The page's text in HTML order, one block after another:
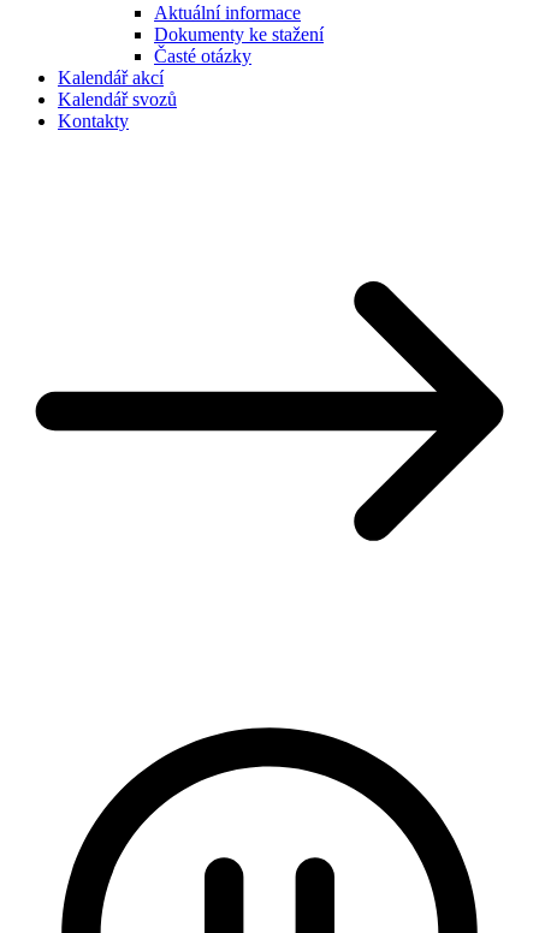
Aktuální informace
Dokumenty ke stažení
Časté otázky
Kalendář akcí
Kalendář svozů
Kontakty